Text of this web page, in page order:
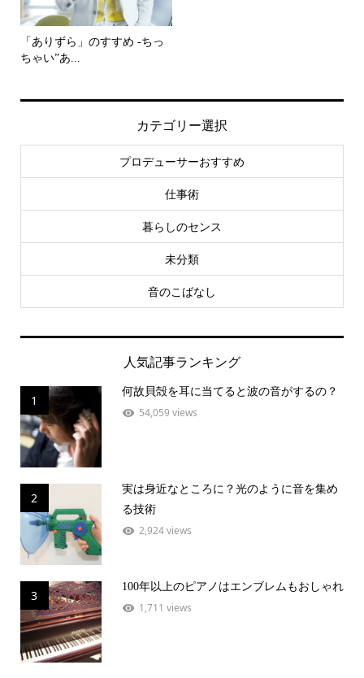
「ありずら」のすすめ -ちっ
ちゃい”あ...
カテゴリー選択
プロデューサーおすすめ
仕事術
暮らしのセンス
未分類
音のこばなし
人気記事ランキング
1
何故貝殻を耳に当てると波の音がするの？
54,059 views
2
実は身近なところに？光のように音を集め
る技術
2,924 views
3
100年以上のピアノはエンブレムもおしゃれ
1,711 views